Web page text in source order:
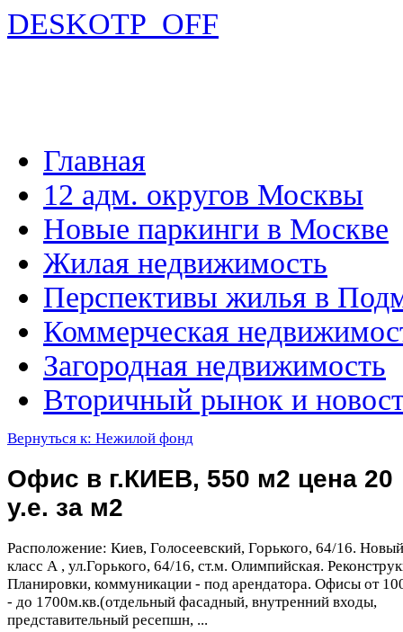
DESKOTP_OFF
Главная
12 адм. округов Москвы
Новые паркинги в Москве
Жилая недвижимость
Перспективы жилья в
Коммерческая
Загородная недвижимость
Вторичный рынок и
Вернуться к: Нежилой фонд
Офис в г.КИЕВ, 550 м2 цена 20
у.е. за м2
Расположение: Киев, Голосеевский, Горького, 64/16.
класс А , ул.Горького, 64/16, ст.м. Олимпийская.
Планировки, коммуникации - под арендатора. Офисы от
- до 1700м.кв.(отдельный фасадный, внутренний входы,
представительный ресепшн, ...